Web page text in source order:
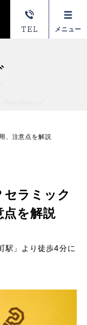
メニュー
、注意点を解説
ラミック
点を解説
駅」より徒歩4分に